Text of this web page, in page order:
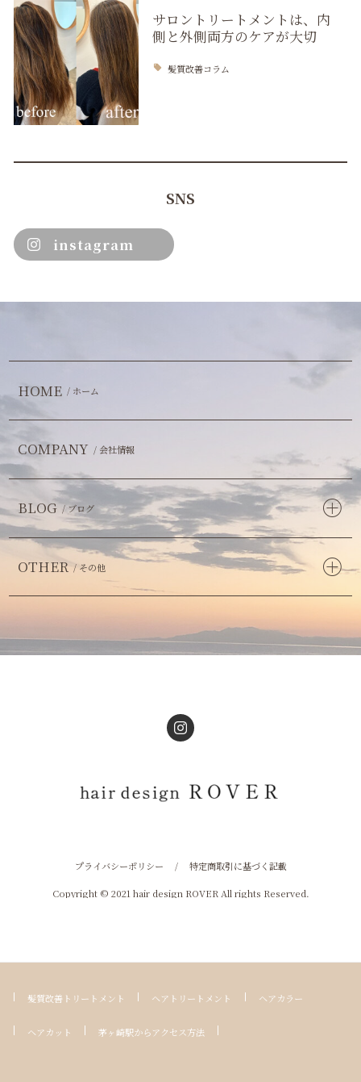
サロントリートメントは、内
側と外側両方のケアが大切
髪質改善コラム
SNS
instagram
HOME / ホーム
COMPANY / 会社情報
BLOG / ブログ
OTHER / その他
プライバシーポリシー / 特定商取引に基づく記載
Copyright © 2021 hair design ROVER All rights Reserved.
髪質改善トリートメント ヘアトリートメント ヘアカラー
ヘアカット 茅ヶ崎駅からアクセス方法